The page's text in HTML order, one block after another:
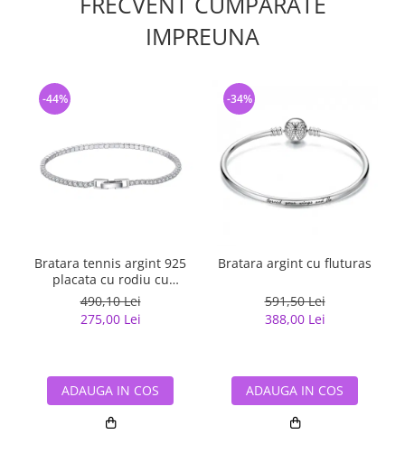
IMPREUNA
Bratara tennis argint 925
placata cu rodiu cu
zirconiu 19 cm
490,10 Lei
275,00 Lei
-44%
ADAUGA IN COS
Bratara argint cu fluturas
591,50 Lei
388,00 Lei
-34%
ADAUGA IN COS